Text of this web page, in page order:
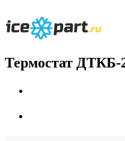
Термостат ДТКБ-